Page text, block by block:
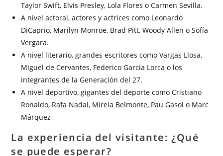
Taylor Swift, Elvis Presley, Lola Flores o Carmen Sevilla.
A nivel actoral, actores y actrices como Leonardo
DiCaprio, Marilyn Monroe, Brad Pitt, Woody Allen o Sofía
Vergara.
A nivel literario, grandes escritores como Vargas Llosa,
Miguel de Cervantes, Federico García Lorca o los
integrantes de la Generación del 27.
A nivel deportivo, gigantes del deporte como Cristiano
Ronaldo, Rafa Nadal, Mireia Belmonte, Pau Gasol o Marc
Márquez
La experiencia del visitante: ¿Qué
se puede esperar?